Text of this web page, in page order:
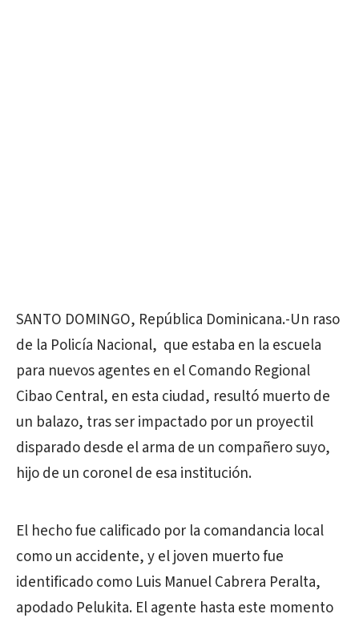
SANTO DOMINGO, República Dominicana.-Un raso
de la Policía Nacional, que estaba en la escuela
para nuevos agentes en el Comando Regional
Cibao Central, en esta ciudad, resultó muerto de
un balazo, tras ser impactado por un proyectil
disparado desde el arma de un compañero suyo,
hijo de un coronel de esa institución.
El hecho fue calificado por la comandancia local
como un accidente, y el joven muerto fue
identificado como Luis Manuel Cabrera Peralta,
apodado Pelukita. El agente hasta este momento